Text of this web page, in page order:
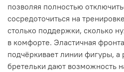
позволяя полностью
сосредоточиться на
столько поддержки, сколько
в комфорте. Эластичная
подчёркивает линии фигуры, а
бретельки дают возможность